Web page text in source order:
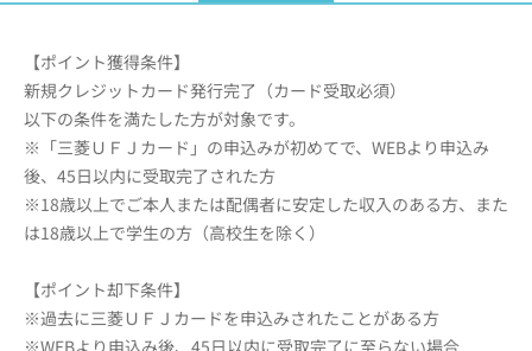
【ポイント獲得条件】
新規クレジットカード発行完了（カード受取必須）
以下の条件を満たした方が対象です。
※「三菱ＵＦＪカード」の申込みが初めてで、WEBより申込み
後、45日以内に受取完了された方
※18歳以上でご本人または配偶者に安定した収入のある方、また
は18歳以上で学生の方（高校生を除く）
【ポイント却下条件】
※過去に三菱ＵＦＪカードを申込みされたことがある方
※WEBより申込み後、45日以内に受取完了に至らない場合